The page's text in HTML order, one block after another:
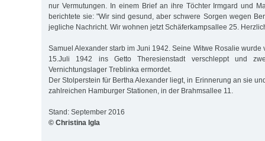
nur Vermutungen. In einem Brief an ihre Töchter Irmgard und
berichtete sie: "Wir sind gesund, aber schwere Sorgen wegen
jegliche Nachricht. Wir wohnen jetzt Schäferkampsallee 25.
Samuel Alexander starb im Juni 1942. Seine Witwe Rosalie wurde
15.Juli 1942 ins Getto Theresienstadt verschleppt und
Vernichtungslager Treblinka ermordet.
Der Stolperstein für Bertha Alexander liegt, in Erinnerung an sie
zahlreichen Hamburger Stationen, in der Brahmsallee 11.
Stand: September 2016
© Christina Igla